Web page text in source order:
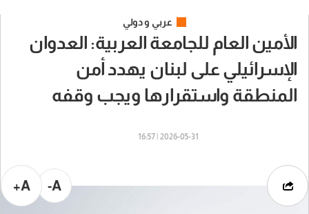
عربي و دولي
الأمين العام للجامعة العربية: العدوان
الإسرائيلي على لبنان يهدد أمن
المنطقة واستقرارها ويجب وقفه
2026-05-31 | 16:57
A-
A+